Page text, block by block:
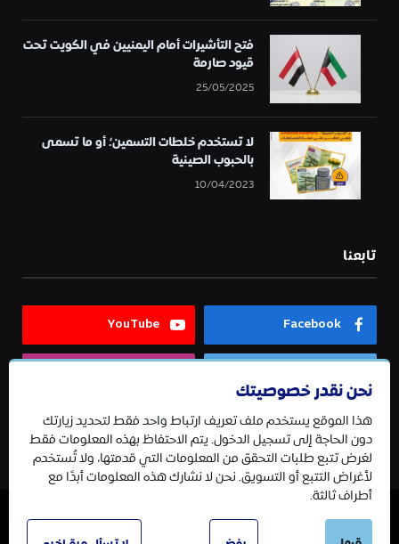
فتح التأشيرات أمام اليمنيين في الكويت تحت
قيود صارمة
25/05/2025
لا تستخدم خلطات التسمين؛ أو ما تسمى
بالحبوب الصينية
10/04/2023
تابعنا
Facebook
YouTube
Telegram
نحن نقدر خصوصيتك
هذا الموقع يستخدم ملف تعريف ارتباط واحد فقط لتحديد زيارتك
دون الحاجة إلى تسجيل الدخول. يتم الاحتفاظ بهذه المعلومات فقط
لغرض تتبع طلبات التحقق من المعلومات التي قدمتها، ولا تُستخدم
لأغراض التتبع أو التسويق. نحن لا نشارك هذه المعلومات أبدًا مع
أطراف ثالثة.